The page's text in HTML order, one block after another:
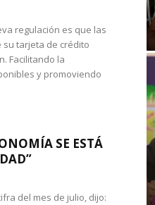
regulación es que las
tarjeta de crédito
Facilitando la
y promoviendo
SE ESTÁ
del mes de julio, dijo: